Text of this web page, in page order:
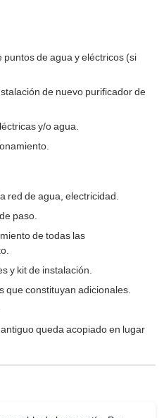
de agua y eléctricos (si
de nuevo purificador de
y/o agua.
red de agua, electricidad.
paso.
de todas las
y kit de instalación.
que constituyan adicionales.
queda acopiado en lugar